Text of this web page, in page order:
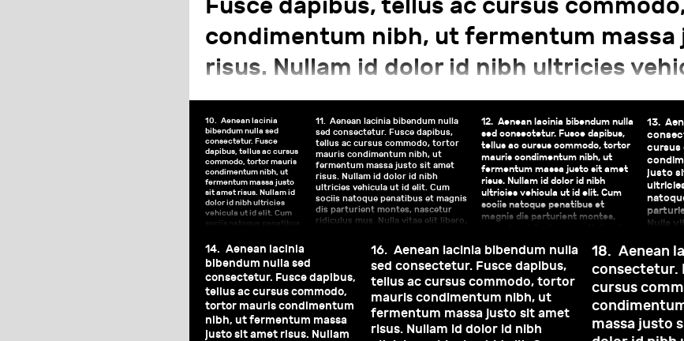
ridiculus mus. Nulla vitae elit libero,
a pharetra augue.
mus. Nulla vitae elit
augue.
Fusce dapibus, tellus ac cursus
condimentum nibh, ut fermentum massa
risus. Nullam id dolor id nibh ultricies
Cum sociis natoque penatibus et magnis
montes, nascetur ridiculus mus. Nulla
pharetra augue.
10. Aenean lacinia
bibendum nulla sed
consectetur. Fusce
dapibus, tellus ac cursus
commodo, tortor mauris
condimentum nibh, ut
fermentum massa justo
sit amet risus. Nullam id
dolor id nibh ultricies
vehicula ut id elit. Cum
sociis natoque penatibus
montes, nascetur
ridiculus mus. Nulla vitae
elit libero, a pharetra
augue.
11. Aenean lacinia bibendum nulla
sed consectetur. Fusce dapibus,
tellus ac cursus commodo, tortor
mauris condimentum nibh, ut
fermentum massa justo sit amet
risus. Nullam id dolor id nibh
ultricies vehicula ut id elit. Cum
sociis natoque penatibus et magnis
dis parturient montes, nascetur
ridiculus mus. Nulla vitae elit libero,
12. Aenean lacinia bibendum nulla
sed consectetur. Fusce dapibus,
tellus ac cursus commodo, tortor
mauris condimentum nibh, ut
fermentum massa justo sit amet
risus. Nullam id dolor id nibh
ultricies vehicula ut id elit. Cum
sociis natoque penatibus et
magnis dis parturient montes,
13.
cursus
justo
Nulla
14. Aenean lacinia
bibendum nulla sed
consectetur. Fusce dapibus,
tellus ac cursus commodo,
tortor mauris condimentum
nibh, ut fermentum massa
justo sit amet risus. Nullam
16. Aenean lacinia bibendum nulla
sed consectetur. Fusce dapibus,
tellus ac cursus commodo, tortor
mauris condimentum nibh, ut
fermentum massa justo sit amet
risus. Nullam id dolor id nibh
18. Aenean
consectetur.
cursus
massa justo